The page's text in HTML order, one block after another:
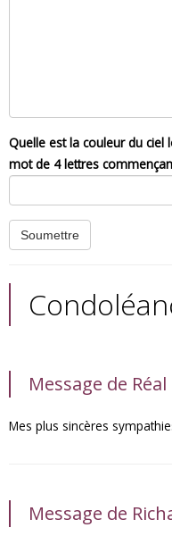
Quelle est la couleur du ciel
mot de 4 lettres
Message de
Mes plus sincères
Message de